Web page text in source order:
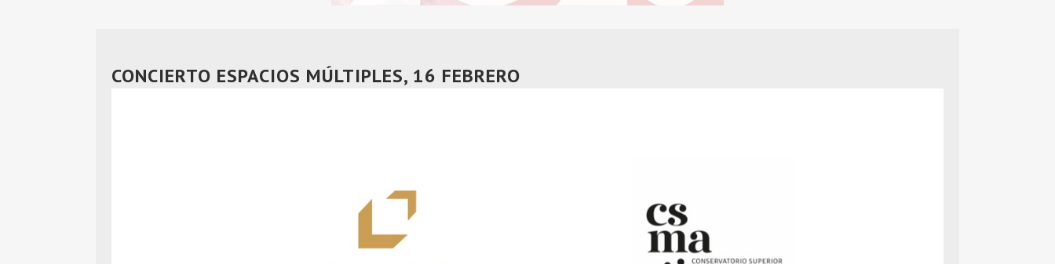
CONCIERTO ESPACIOS MÚLTIPLES, 16 FEBRERO